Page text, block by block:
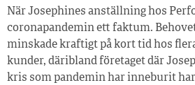
När Josephines anställning hos
coronapandemin ett faktum.
minskade kraftigt på kort tid hos
kunder, däribland företaget där
kris som pandemin har inneburit